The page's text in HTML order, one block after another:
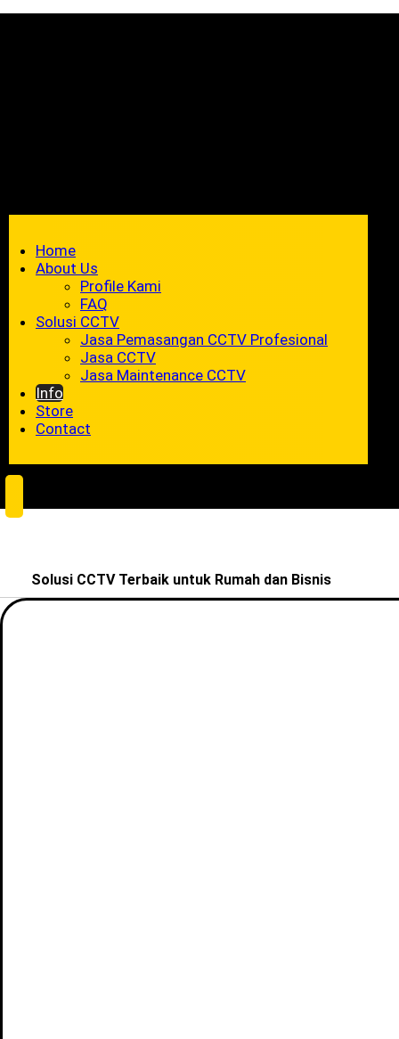
Home
About Us
Profile Kami
FAQ
Solusi CCTV
Jasa Pemasangan CCTV Profesional
Jasa CCTV
Jasa Maintenance CCTV
Info
Store
Contact
Solusi CCTV Terbaik untuk Rumah dan Bisnis